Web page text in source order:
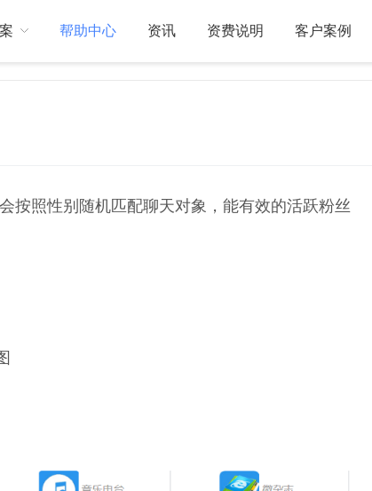
帮助中心 资讯 资费说明 客户案例
按照性别随机匹配聊天对象，能有效的活跃粉丝